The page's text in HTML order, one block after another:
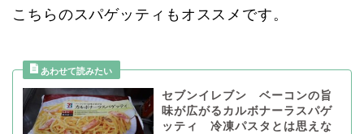
こちらのスパゲッティもオススメです。
セブンイレブン ベーコンの旨
味が広がるカルボナーラスパゲ
ッティ 冷凍パスタとは思えな